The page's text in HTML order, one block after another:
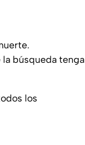
búsqueda tenga
los